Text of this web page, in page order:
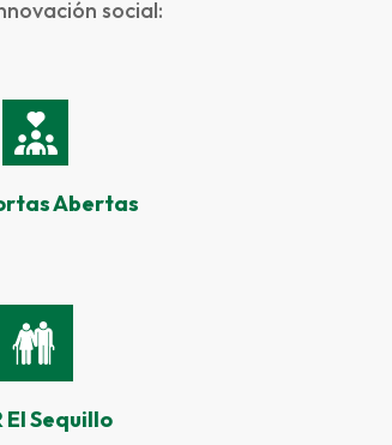
social:
Abertas
El Sequillo